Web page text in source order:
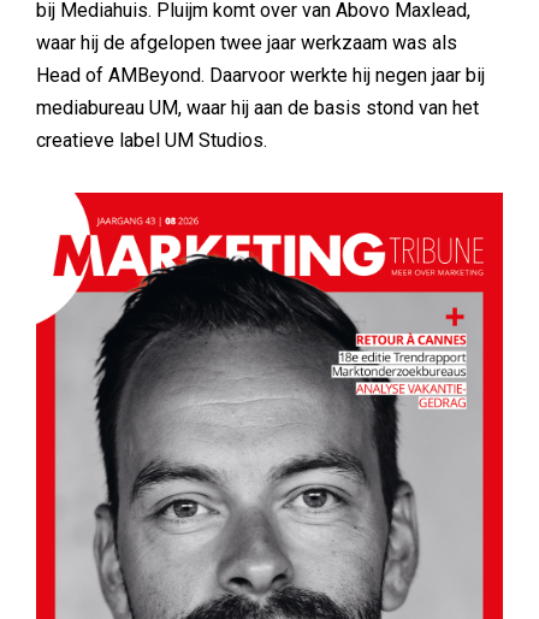
bij Mediahuis. Pluijm komt over van Abovo Maxlead,
waar hij de afgelopen twee jaar werkzaam was als
Head of AMBeyond. Daarvoor werkte hij negen jaar bij
mediabureau UM, waar hij aan de basis stond van het
creatieve label UM Studios.